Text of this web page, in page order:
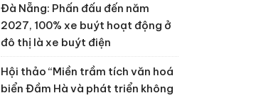
Đà Nẵng: Phấn đấu đến năm
2027, 100% xe buýt hoạt động ở
đô thị là xe buýt điện
Hội thảo “Miền trầm tích văn hoá
biển Đầm Hà và phát triển không